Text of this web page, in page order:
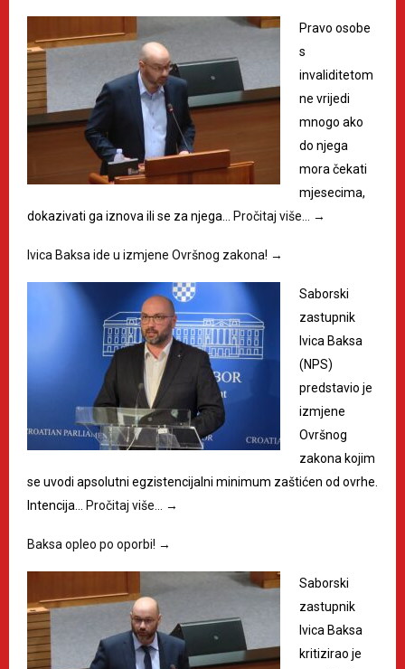
Pravo osobe
s
invaliditetom
ne vrijedi
mnogo ako
do njega
mora čekati
mjesecima,
dokazivati ga iznova ili se za njega…
Pročitaj više… →
Ivica Baksa ide u izmjene Ovršnog zakona! →
Saborski
zastupnik
Ivica Baksa
(NPS)
predstavio je
izmjene
Ovršnog
zakona kojim
se uvodi apsolutni egzistencijalni minimum zaštićen od ovrhe.
Intencija…
Pročitaj više… →
Baksa opleo po oporbi! →
Saborski
zastupnik
Ivica Baksa
kritizirao je